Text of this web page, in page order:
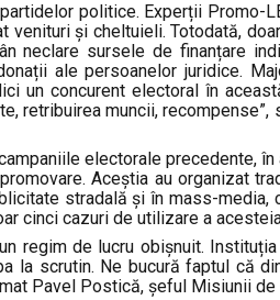
politice. Experții Promo-
venituri și cheltuieli. Totodată,
neclare sursele de finanțare
ale persoanelor juridice.
un concurent electoral în
retribuirea muncii, recompense”,
electorale precedente,
Aceștia au organizat
stradală și în mass-media,
cinci cazuri de utilizare a
regim de lucru obișnuit.
la scrutin. Ne bucură faptul că
Pavel Postică, șeful Misiunii de